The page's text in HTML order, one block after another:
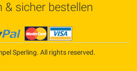
& sicher bestellen
Sperling. All rights reserved.